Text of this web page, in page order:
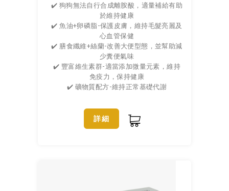
✔️ 狗狗無法自行合成離胺酸，適量補給有助
於維持健康
✔️ 魚油+卵磷脂-保護皮膚，維持毛髮亮麗及
心血管保健
✔️ 膳食纖維+絲蘭-改善大便型態，並幫助減
少糞便氣味
✔️ 豐富維生素群-適當添加微量元素，維持
免疫力，保持健康
✔️ 礦物質配方-維持正常基礎代謝
詳細